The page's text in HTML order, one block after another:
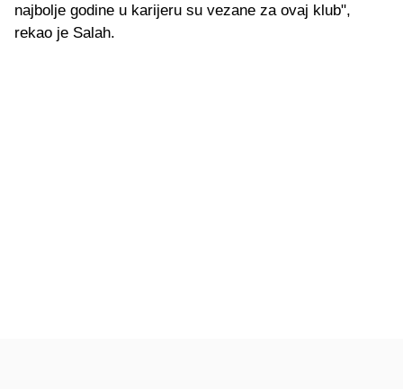
najbolje godine u karijeru su vezane za ovaj klub",
rekao je Salah.